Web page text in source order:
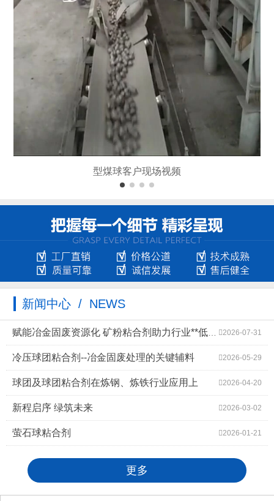
型煤球客户现场视频
新闻中心 / NEWS
2026-07-31
赋能冶金固废资源化 矿粉粘合剂助力行业**低碳高质量发展
2026-05-29
冷压球团粘合剂--冶金固废处理的关键辅料
2026-04-20
球团及球团粘合剂在炼钢、炼铁行业应用上
2026-03-02
新程启序 绿筑未来
2026-01-21
萤石球粘合剂
更多